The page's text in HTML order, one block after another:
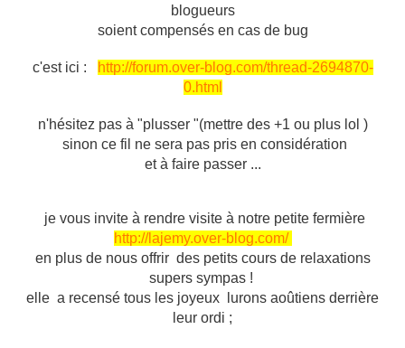
blogueurs
soient compensés en cas de bug
c'est ici :
http://forum.over-blog.com/thread-2694870-
0.html
n'hésitez pas à "plusser "(mettre des +1 ou plus lol )
sinon ce fil ne sera pas pris en considération
et à faire passer ...
je vous invite à rendre visite à notre petite fermière
http://lajemy.over-blog.com/
en plus de nous offrir des petits cours de relaxations
supers sympas !
elle a recensé tous les joyeux lurons aoûtiens derrière
leur ordi ;